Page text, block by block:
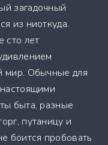
загадочный
из ниоткуда.
сто лет
мир. Обычные для
быта, разные
путаницу и
боится пробовать